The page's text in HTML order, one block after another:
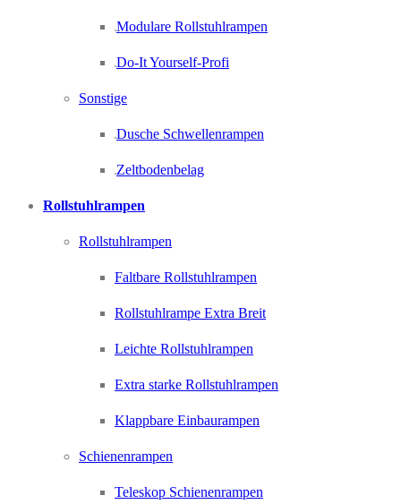
Modulare Rollstuhlrampen
Do-It Yourself-Profi
Sonstige
Dusche Schwellenrampen
Zeltbodenbelag
Rollstuhlrampen
Rollstuhlrampen
Faltbare Rollstuhlrampen
Rollstuhlrampe Extra Breit
Leichte Rollstuhlrampen
Extra starke Rollstuhlrampen
Klappbare Einbaurampen
Schienenrampen
Teleskop Schienenrampen